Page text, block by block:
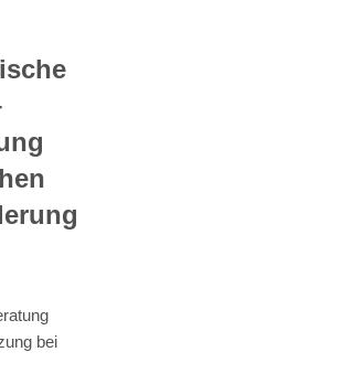
bei